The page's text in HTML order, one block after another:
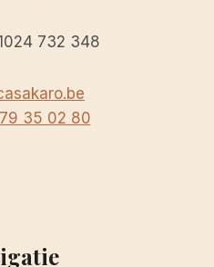
732 348
35 02 80